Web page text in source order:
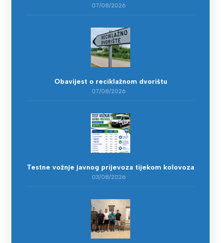
07/08/2026
Obavijest o reciklažnom dvorištu
07/08/2026
Testne vožnje javnog prijevoza tijekom kolovoza
03/08/2026